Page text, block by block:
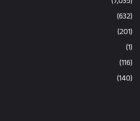
(632)
(201)
(1)
(116)
(140)